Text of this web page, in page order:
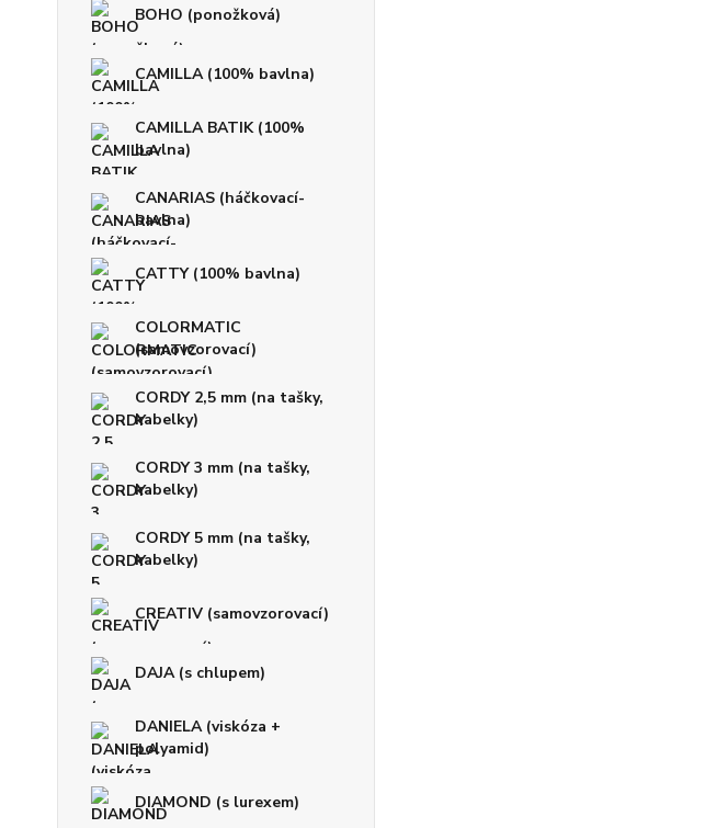
BOHO (ponožková)
CAMILLA (100% bavlna)
CAMILLA BATIK (100%
bavlna)
CANARIAS (háčkovací-
bavlna)
CATTY (100% bavlna)
COLORMATIC
(samovzorovací)
CORDY 2,5 mm (na tašky,
kabelky)
CORDY 3 mm (na tašky,
kabelky)
CORDY 5 mm (na tašky,
kabelky)
CREATIV (samovzorovací)
DAJA (s chlupem)
DANIELA (viskóza +
polyamid)
DIAMOND (s lurexem)